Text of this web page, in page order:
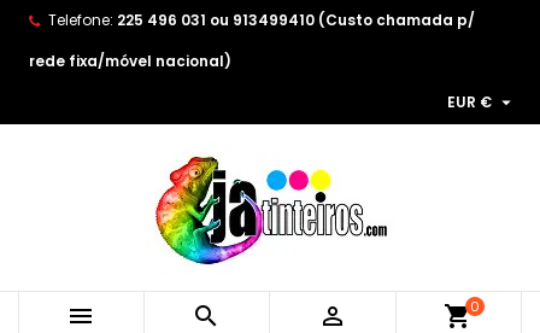
Telefone: 225 496 031 ou 913499410 (Custo chamada p/
rede fixa/móvel nacional)
EUR € 
   shopping_cart0
As minhas listas de desejos ×
((modalTitle)) ×
((cancelText)) ((modalDeleteText))
Create wishlist ×
Wishlist name
Cancelar Create wishlist
Entrar ×
You need to be logged in to save products in your
wishlist.
Cancelar